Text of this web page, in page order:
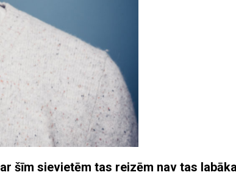
šīm sievietēm tas reizēm nav tas